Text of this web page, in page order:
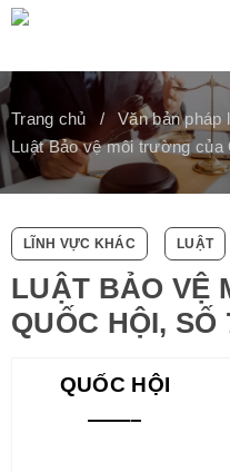
Trang chủ Văn bản pháp
Luật Bảo vệ môi trường của
LĨNH VỰC KHÁC LUẬT
LUẬT BẢO VỆ
QUỐC HỘI, SỐ
QUỐC HỘI
——–